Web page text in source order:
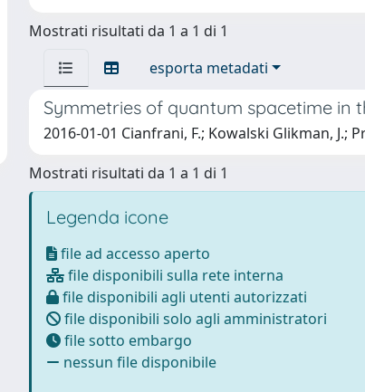
Mostrati risultati da 1 a 1 di 1
esporta metadati
Symmetries of quantum spacetime in
2016-01-01 Cianfrani, F.; Kowalski Glikman, J.;
Mostrati risultati da 1 a 1 di 1
Legenda icone
file ad accesso aperto
file disponibili sulla rete interna
file disponibili agli utenti autorizzati
file disponibili solo agli amministratori
file sotto embargo
nessun file disponibile